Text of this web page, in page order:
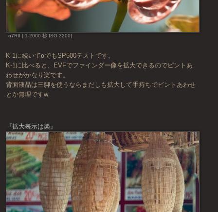
α7RII [ 1-2000 秒 ISO 3200]
K-1に続いてαでもSP500テストです。
K-1に比べると、EVFでファインダー像を拡大できるのでピントあ
わせがかなり楽です。
背面液晶は三脚を使うならまだしも拡大して手持ちでピントあわせ
とか無理ですw
『拡大表示は楽』